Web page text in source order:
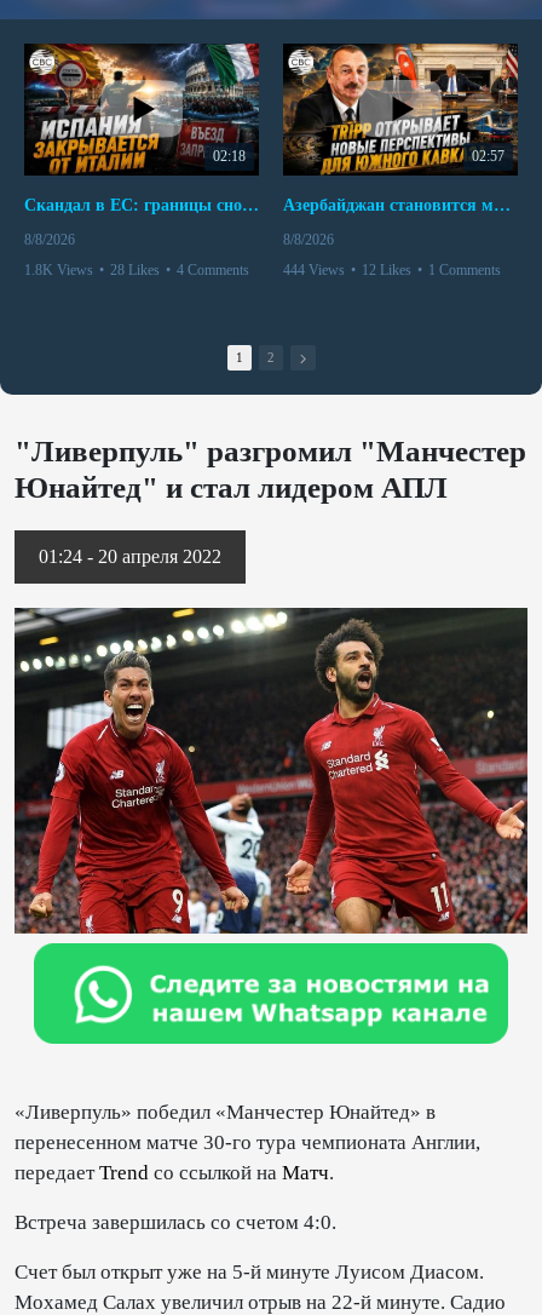
02:18
Скандал в ЕС: границы снова под контролем
8/8/2026
1.8K Views • 28 Likes • 4 Comments
02:57
Азербайджан становится мостом между Востоком и Западом
8/8/2026
444 Views • 12 Likes • 1 Comments
1 2
"Ливерпуль" разгромил "Манчестер
Юнайтед" и стал лидером АПЛ
01:24 - 20 апреля 2022
«Ливерпуль» победил «Манчестер Юнайтед» в
перенесенном матче 30-го тура чемпионата Англии,
передаетTrend со ссылкой на Матч.
Встреча завершилась со счетом 4:0.
Счет был открыт уже на 5-й минуте Луисом Диасом.
Мохамед Салах увеличил отрыв на 22-й минуте. Садио